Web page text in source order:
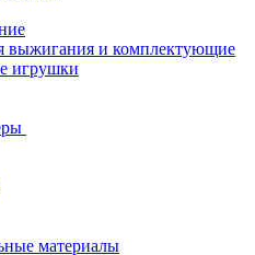
выжигания и комплектующие
игрушки
материалы